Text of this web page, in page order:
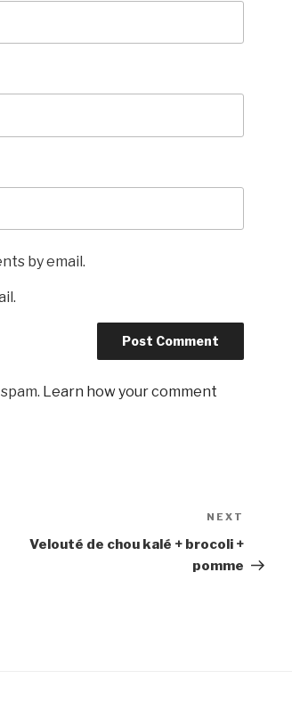
by email.
Learn how your comment
Post
NEXT
Velouté de chou kalé + brocoli +
pomme